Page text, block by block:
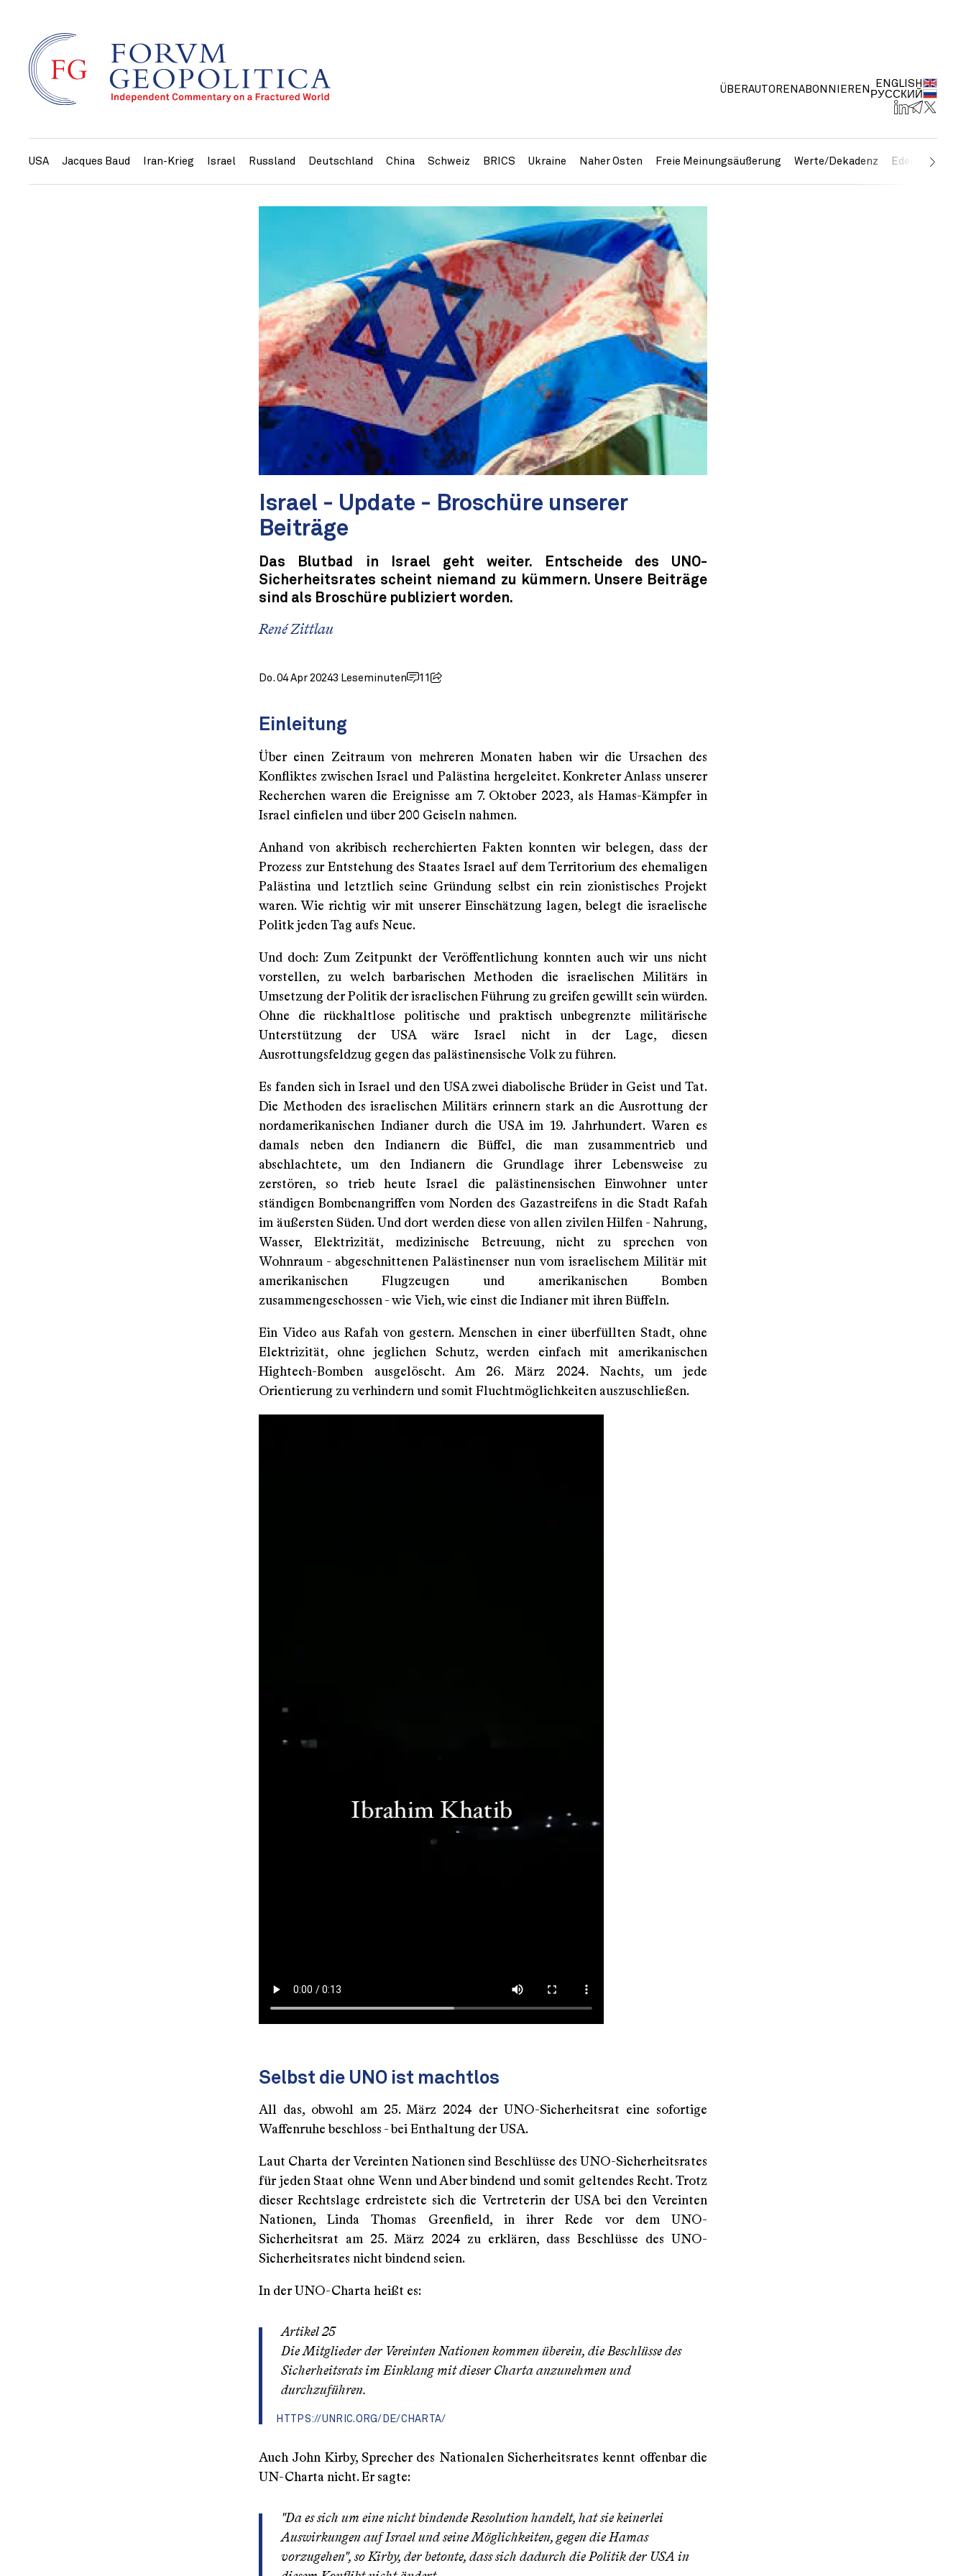
ÜBERAUTOREN ABONNIEREN
ENGLISH
РУССКИЙ
USA Jacques Baud Iran-Krieg Israel Russland Deutschland China Schweiz BRICS Ukraine Naher Osten Freie Meinungsäußerung Werte/Dekadenz Edelmetalle
Israel - Update - Broschüre unserer
Beiträge
Das Blutbad in Israel geht weiter. Entscheide des UNO-
Sicherheitsrates scheint niemand zu kümmern. Unsere Beiträge
sind als Broschüre publiziert worden.
René Zittlau
Do. 04 Apr 20243 Leseminuten 11
Einleitung
Über einen Zeitraum von mehreren Monaten haben wir die Ursachen des
Konfliktes zwischen Israel und Palästina hergeleitet. Konkreter Anlass unserer
Recherchen waren die Ereignisse am 7. Oktober 2023, als Hamas-Kämpfer in
Israel einfielen und über 200 Geiseln nahmen.
Anhand von akribisch recherchierten Fakten konnten wir belegen, dass der
Prozess zur Entstehung des Staates Israel auf dem Territorium des ehemaligen
Palästina und letztlich seine Gründung selbst ein rein zionistisches Projekt
waren. Wie richtig wir mit unserer Einschätzung lagen, belegt die israelische
Politk jeden Tag aufs Neue.
Und doch: Zum Zeitpunkt der Veröffentlichung konnten auch wir uns nicht
vorstellen, zu welch barbarischen Methoden die israelischen Militärs in
Umsetzung der Politik der israelischen Führung zu greifen gewillt sein würden.
Ohne die rückhaltlose politische und praktisch unbegrenzte militärische
Unterstützung der USA wäre Israel nicht in der Lage, diesen
Ausrottungsfeldzug gegen das palästinensische Volk zu führen.
Es fanden sich in Israel und den USA zwei diabolische Brüder in Geist und Tat.
Die Methoden des israelischen Militärs erinnern stark an die Ausrottung der
nordamerikanischen Indianer durch die USA im 19. Jahrhundert. Waren es
damals neben den Indianern die Büffel, die man zusammentrieb und
abschlachtete, um den Indianern die Grundlage ihrer Lebensweise zu
zerstören, so trieb heute Israel die palästinensischen Einwohner unter
ständigen Bombenangriffen vom Norden des Gazastreifens in die Stadt Rafah
im äußersten Süden. Und dort werden diese von allen zivilen Hilfen - Nahrung,
Wasser, Elektrizität, medizinische Betreuung, nicht zu sprechen von
Wohnraum - abgeschnittenen Palästinenser nun vom israelischem Militär mit
amerikanischen Flugzeugen und amerikanischen Bomben
zusammengeschossen - wie Vieh, wie einst die Indianer mit ihren Büffeln.
Ein Video aus Rafah von gestern. Menschen in einer überfüllten Stadt, ohne
Elektrizität, ohne jeglichen Schutz, werden einfach mit amerikanischen
Hightech-Bomben ausgelöscht. Am 26. März 2024. Nachts, um jede
Orientierung zu verhindern und somit Fluchtmöglichkeiten auszuschließen.
Selbst die UNO ist machtlos
All das, obwohl am 25. März 2024 der UNO-Sicherheitsrat eine sofortige
Waffenruhe beschloss - bei Enthaltung der USA.
Laut Charta der Vereinten Nationen sind Beschlüsse des UNO-Sicherheitsrates
für jeden Staat ohne Wenn und Aber bindend und somit geltendes Recht. Trotz
dieser Rechtslage erdreistete sich die Vertreterin der USA bei den Vereinten
Nationen, Linda Thomas Greenfield, in ihrer Rede vor dem UNO-
Sicherheitsrat am 25. März 2024 zu erklären, dass Beschlüsse des UNO-
Sicherheitsrates nicht bindend seien.
In der UNO-Charta heißt es:
Artikel 25
Die Mitglieder der Vereinten Nationen kommen überein, die Beschlüsse des
Sicherheitsrats im Einklang mit dieser Charta anzunehmen und
durchzuführen.
HTTPS://UNRIC.ORG/DE/CHARTA/
Auch John Kirby, Sprecher des Nationalen Sicherheitsrates kennt offenbar die
UN-Charta nicht. Er sagte:
"Da es sich um eine nicht bindende Resolution handelt, hat sie keinerlei
Auswirkungen auf Israel und seine Möglichkeiten, gegen die Hamas
vorzugehen", so Kirby, der betonte, dass sich dadurch die Politik der USA in